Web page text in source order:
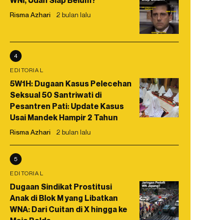
Risma Azhari 2 bulan lalu
4
EDITORIAL
5W1H: Dugaan Kasus Pelecehan
Seksual 50 Santriwati di
Pesantren Pati: Update Kasus
Usai Mandek Hampir 2 Tahun
Risma Azhari 2 bulan lalu
5
EDITORIAL
Dugaan Sindikat Prostitusi
Anak di Blok M yang Libatkan
WNA: Dari Cuitan di X hingga ke